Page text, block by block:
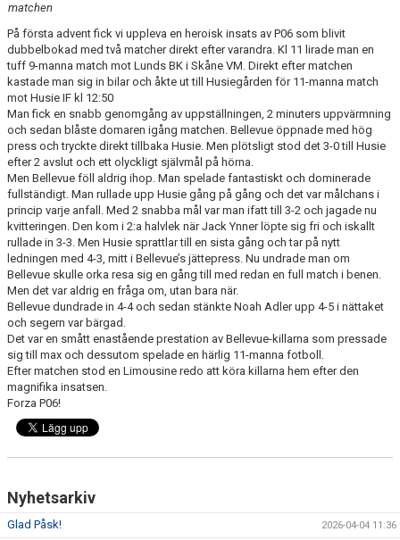
SKADEBEHANDLING
VÄRDEGRUND
FOTBOLLSCAMP 2026
TRÄNARUTBILDNING
SUPPORTERPRYLAR
GÅBOLL
PROJEKT
DOMARE
GYMKORT NORDIC WELLNESS
FYSTRÄNING
POLICY SOCIALA MEDIER
FRITIDSKORTET 2026
matchen
På första advent fick vi uppleva en heroisk insats av P06 som blivit
dubbelbokad med två matcher direkt efter varandra. Kl 11 lirade man en
tuff 9-manna match mot Lunds BK i Skåne VM. Direkt efter matchen
kastade man sig in bilar och åkte ut till Husiegården för 11-manna match
mot Husie IF kl 12:50
Man fick en snabb genomgång av uppställningen, 2 minuters uppvärmning
och sedan blåste domaren igång matchen. Bellevue öppnade med hög
press och tryckte direkt tillbaka Husie. Men plötsligt stod det 3-0 till Husie
efter 2 avslut och ett olyckligt självmål på hörna.
Men Bellevue föll aldrig ihop. Man spelade fantastiskt och dominerade
fullständigt. Man rullade upp Husie gång på gång och det var målchans i
princip varje anfall. Med 2 snabba mål var man ifatt till 3-2 och jagade nu
kvitteringen. Den kom i 2:a halvlek när Jack Ynner löpte sig fri och iskallt
rullade in 3-3. Men Husie sprattlar till en sista gång och tar på nytt
ledningen med 4-3, mitt i Bellevue’s jättepress. Nu undrade man om
Bellevue skulle orka resa sig en gång till med redan en full match i benen.
Men det var aldrig en fråga om, utan bara när.
Bellevue dundrade in 4-4 och sedan stänkte Noah Adler upp 4-5 i nättaket
och segern var bärgad.
Det var en smått enastående prestation av Bellevue-killarna som pressade
sig till max och dessutom spelade en härlig 11-manna fotboll.
Efter matchen stod en Limousine redo att köra killarna hem efter den
magnifika insatsen.
Forza P06!
Nyhetsarkiv
Glad Påsk! 2026-04-04 11:36